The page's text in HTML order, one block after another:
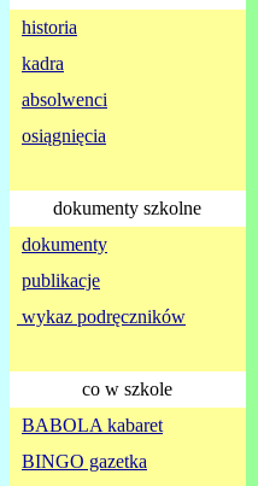
historia
kadra
absolwenci
osiągnięcia
dokumenty szkolne
dokumenty
publikacje
wykaz podręczników
co w szkole
BABOLA kabaret
BINGO gazetka